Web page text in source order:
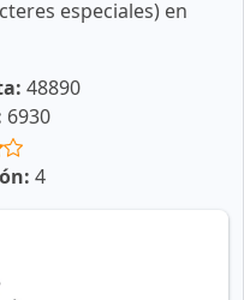
especiales) en
48890
6930
4